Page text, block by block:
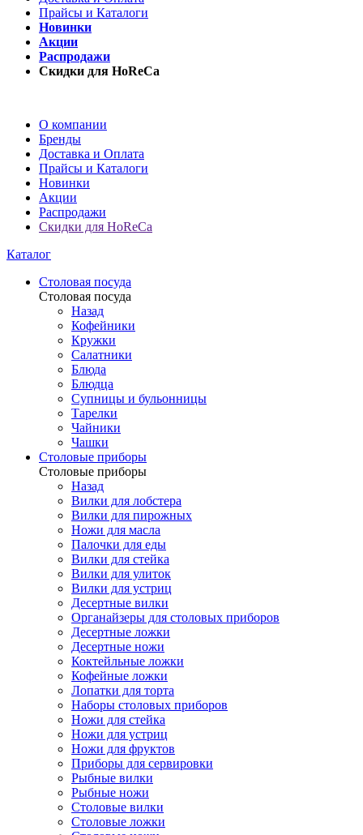
Прайсы и Каталоги
Новинки
Акции
Распродажи
Скидки для HoReCa
О компании
Бренды
Доставка и Оплата
Прайсы и Каталоги
Новинки
Акции
Распродажи
Скидки для HoReCa
Каталог
Столовая посуда
Столовая посуда
Назад
Кофейники
Кружки
Салатники
Блюда
Блюдца
Супницы и бульонницы
Тарелки
Чайники
Чашки
Cтоловые приборы
Cтоловые приборы
Назад
Вилки для лобстера
Вилки для пирожных
Ножи для масла
Палочки для еды
Вилки для стейка
Вилки для улиток
Вилки для устриц
Десертные вилки
Органайзеры для столовых приборов
Десертные ложки
Десертные ножи
Коктейльные ложки
Кофейные ложки
Лопатки для торта
Наборы столовых приборов
Ножи для стейка
Ножи для устриц
Ножи для фруктов
Приборы для сервировки
Рыбные вилки
Рыбные ножи
Столовые вилки
Столовые ложки